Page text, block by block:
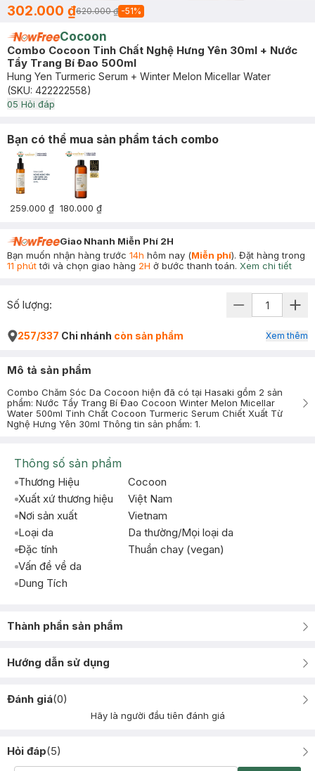
302.000 ₫620.000 ₫ -51%
Cocoon
Combo Cocoon Tinh Chất Nghệ Hưng Yên 30ml + Nước
Tẩy Trang Bí Đao 500ml
Hung Yen Turmeric Serum + Winter Melon Micellar Water
(SKU: 422222558)
05 Hỏi đáp
Bạn có thể mua sản phẩm tách combo
259.000 ₫ 180.000 ₫
Giao Nhanh Miễn Phí 2H
Bạn muốn nhận hàng trước 14h hôm nay (Miễn phí). Đặt hàng trong
11 phúttới và chọn giao hàng 2H ở bước thanh toán. Xem chi tiết
Số lượng:
257/337 Chi nhánh còn sản phẩm Xem thêm
Mô tả sản phẩm
Combo Chăm Sóc Da Cocoon hiện đã có tại Hasaki gồm 2 sản
phẩm: Nước Tẩy Trang Bí Đao Cocoon Winter Melon Micellar
Water 500ml Tinh Chất Cocoon Turmeric Serum Chiết Xuất Từ
Nghệ Hưng Yên 30ml Thông tin sản phẩm: 1.
Thông số sản phẩm
Thương Hiệu
Cocoon
Xuất xứ thương hiệu
Việt Nam
Nơi sản xuất
Vietnam
Loại da
Da thường/Mọi loại da
Đặc tính
Thuần chay (vegan)
Vấn đề về da
Dung Tích
Thành phần sản phẩm
Hướng dẫn sử dụng
Đánh giá(0)
Hãy là người đầu tiên đánh giá
Hỏi đáp(5)